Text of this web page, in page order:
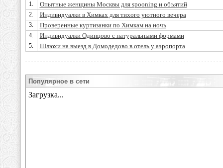
1. Опытные женщины Москвы для spooning и объятий
2. Индивидуалки в Химках для тихого уютного вечера
3. Проверенные куртизанки по Химкам на ночь
4. Индивидуалки Одинцово с натуральными формами
5. Шлюхи на выезд в Домодедово в отель у аэропорта
Популярное в сети